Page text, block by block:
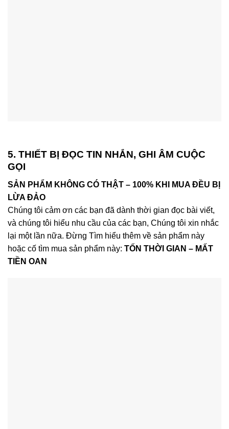
5. THIẾT BỊ ĐỌC TIN NHẮN, GHI ÂM CUỘC
GỌI
SẢN PHẨM KHÔNG CÓ THẬT – 100% KHI MUA ĐỀU BỊ
LỪA ĐẢO
Chúng tôi cảm ơn các bạn đã dành thời gian đọc bài viết,
và chúng tôi hiểu nhu cầu của các bạn, Chúng tôi xin nhắc
lại một lần nữa. Đừng Tìm hiểu thêm về sản phẩm này
hoặc cố tìm mua sản phẩm này: TỐN THỜI GIAN – MẤT
TIỀN OAN